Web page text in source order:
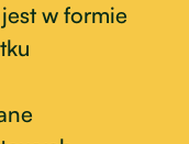
w formie